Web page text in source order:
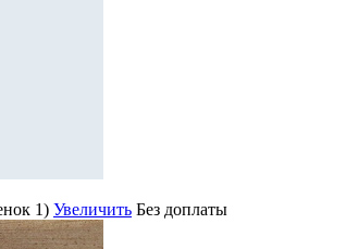
1) Увеличить Без доплаты